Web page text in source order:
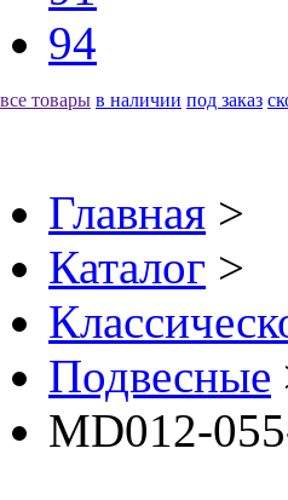
94
все товары в наличии под заказ
Главная >
Каталог >
Подвесные
MD012-